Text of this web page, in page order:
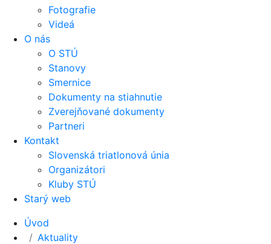
Fotografie
Videá
O nás
O STÚ
Stanovy
Smernice
Dokumenty na stiahnutie
Zverejňované dokumenty
Partneri
Kontakt
Slovenská triatlonová únia
Organizátori
Kluby STÚ
Starý web
Úvod
Aktuality